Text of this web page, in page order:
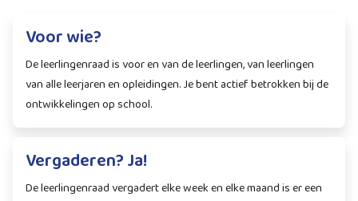
Voor wie?
De leerlingenraad is voor en van de leerlingen, van leerlingen
van alle leerjaren en opleidingen. Je bent actief betrokken bij de
ontwikkelingen op school.
Vergaderen? Ja!
De leerlingenraad vergadert elke week en elke maand is er een